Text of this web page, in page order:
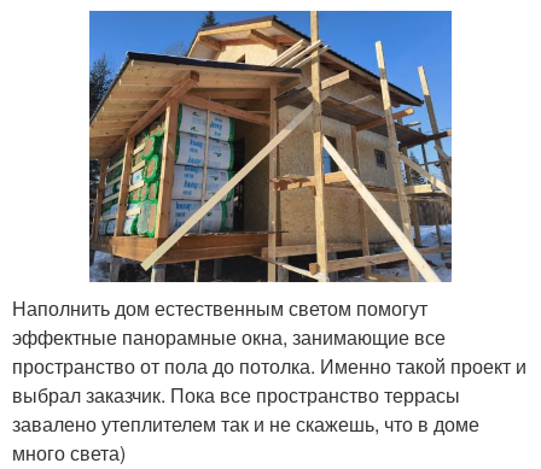
Наполнить дом естественным светом помогут
эффектные панорамные окна, занимающие все
пространство от пола до потолка. Именно такой проект и
выбрал заказчик. Пока все пространство террасы
завалено утеплителем так и не скажешь, что в доме
много света)